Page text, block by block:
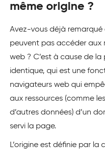
même origine ?
Avez-vous déjà remarqué
peuvent pas accéder aux
web ? C’est à cause de la
identique, qui est une
navigateurs web qui
aux ressources (comme
d’autres données) d’un
servi la page.
L’origine est définie par